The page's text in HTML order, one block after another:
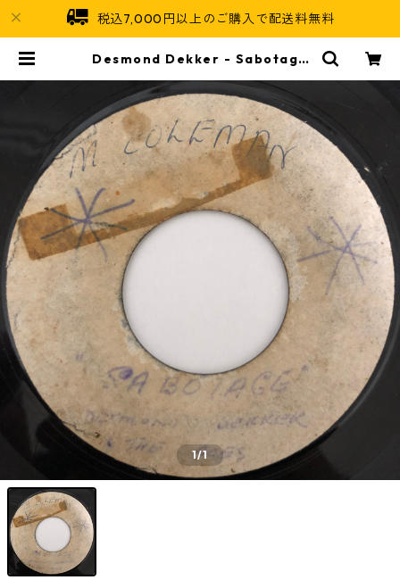
税込7,000円以上のご購入で配送料無料
Desmond Dekker ‎- Sabotage
1/1